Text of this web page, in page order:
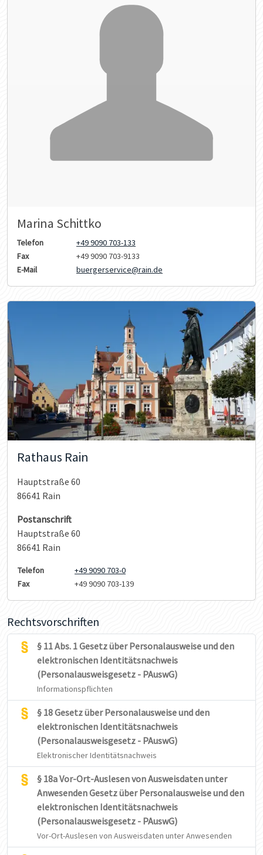
Marina Schittko
Telefon
+49 9090 703-133
Fax
+49 9090 703-9133
E-Mail
buergerservice@rain.de
Rathaus Rain
Hauptstraße 60
86641 Rain
Postanschrift
Hauptstraße 60
86641 Rain
Telefon
+49 9090 703-0
Fax
+49 9090 703-139
Rechtsvorschriften
§ 11 Abs. 1 Gesetz über Personalausweise und den
elektronischen Identitätsnachweis
(Personalausweisgesetz - PAuswG)
Informationspflichten
§ 18 Gesetz über Personalausweise und den
elektronischen Identitätsnachweis
(Personalausweisgesetz - PAuswG)
Elektronischer Identitätsnachweis
§ 18a Vor-Ort-Auslesen von Ausweisdaten unter
Anwesenden Gesetz über Personalausweise und den
elektronischen Identitätsnachweis
(Personalausweisgesetz - PAuswG)
Vor-Ort-Auslesen von Ausweisdaten unter Anwesenden